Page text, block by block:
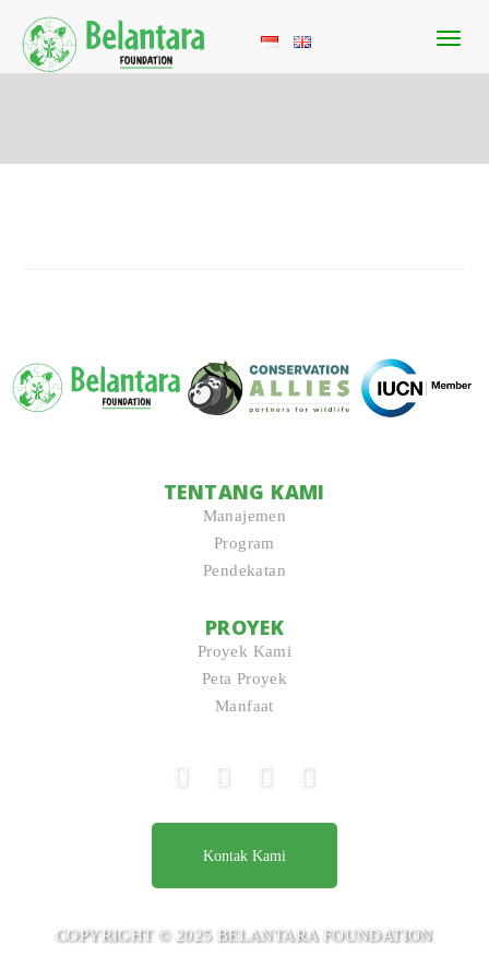
TENTANG KAMI
Manajemen
Program
Pendekatan
PROYEK
Proyek Kami
Peta Proyek
Manfaat
Kontak Kami
COPYRIGHT © 2025 BELANTARA FOUNDATION